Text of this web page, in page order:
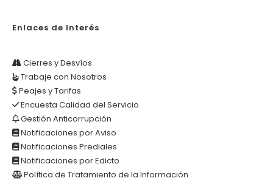
Enlaces de Interés
Cierres y Desvíos
Trabaje con Nosotros
Peajes y Tarifas
Encuesta Calidad del Servicio
Gestión Anticorrupción
Notificaciones por Aviso
Notificaciones Prediales
Notificaciones por Edicto
Política de Tratamiento de la Información